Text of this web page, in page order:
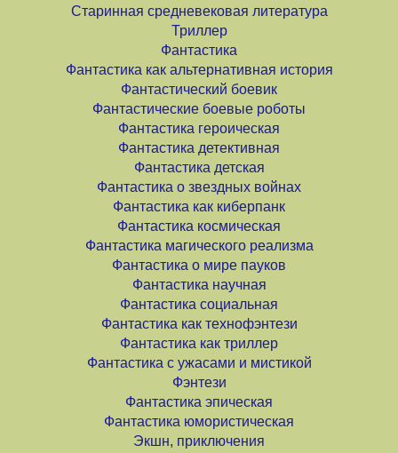
Старинная средневековая литература
Триллер
Фантастика
Фантастика как альтернативная история
Фантастический боевик
Фантастические боевые роботы
Фантастика героическая
Фантастика детективная
Фантастика детская
Фантастика о звездных войнах
Фантастика как киберпанк
Фантастика космическая
Фантастика магического реализма
Фантастика о мире пауков
Фантастика научная
Фантастика социальная
Фантастика как технофэнтези
Фантастика как триллер
Фантастика с ужасами и мистикой
Фэнтези
Фантастика эпическая
Фантастика юмористическая
Экшн, приключения